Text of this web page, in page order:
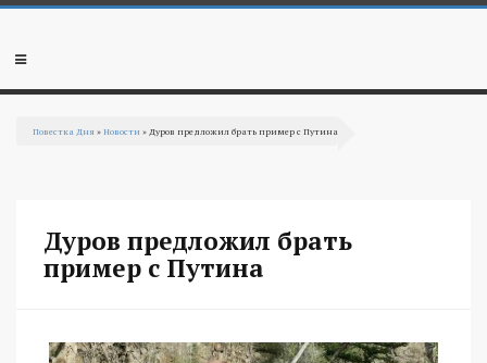
Перейти к основному содержанию
Мобильное
Повестка Дня »Новости » Дуров предложил брать пример с Путина
Дуров предложил брать
пример с Путина